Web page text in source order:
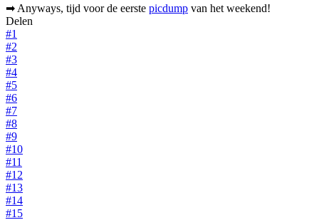
➡ Anyways, tijd voor de eerste picdump van het weekend!
Delen
#1
#2
#3
#4
#5
#6
#7
#8
#9
#10
#11
#12
#13
#14
#15